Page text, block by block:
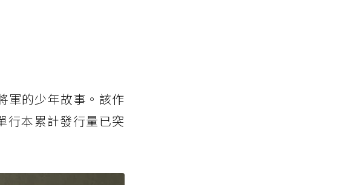
軍的少年故事。該作
行本累計發行量已突